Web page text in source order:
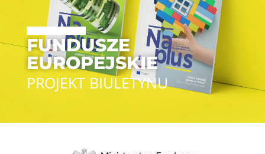
FUNDUSZE
EUROPEJSKIE
PROJEKT BIULETYNU